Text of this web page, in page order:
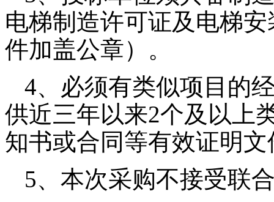
电梯制造许可证及电梯
件加盖公章）。
4、必须有类似项目的
供近三年以来2个及以上
知书或合同等有效证明文
5、本次采购不接受联